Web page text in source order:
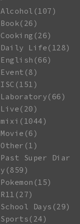
Alcohol(107)
Book(26)
Cooking(26)
Daily Life(128)
English(66)
Event(8)
ISC(151)
Laboratory(66)
Live(20)
mixi(1044)
Movie(6)
Other(1)
Past Super Diar
y(859)
Pokemon(15)
R11(27)
School Days(29)
Sports(24)